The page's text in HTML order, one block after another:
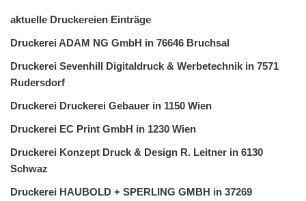
aktuelle Druckereien Einträge
Druckerei ADAM NG GmbH in 76646 Bruchsal
Druckerei Sevenhill Digitaldruck & Werbetechnik in 7571
Rudersdorf
Druckerei Druckerei Gebauer in 1150 Wien
Druckerei EC Print GmbH in 1230 Wien
Druckerei Konzept Druck & Design R. Leitner in 6130
Schwaz
Druckerei HAUBOLD + SPERLING GMBH in 37269